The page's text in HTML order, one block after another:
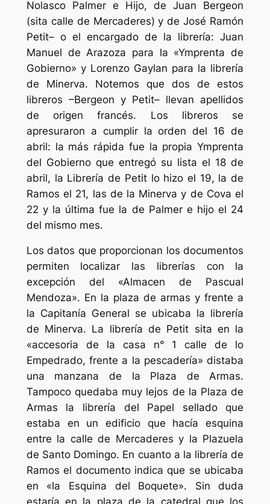
Nolasco Palmer e Hijo, de Juan Bergeon
(sita calle de Mercaderes) y de José Ramón
Petit– o el encargado de la librería: Juan
Manuel de Arazoza para la «Ymprenta de
Gobierno» y Lorenzo Gaylan para la librería
de Minerva. Notemos que dos de estos
libreros –Bergeon y Petit– llevan apellidos
de origen francés. Los libreros se
apresuraron a cumplir la orden del 16 de
abril: la más rápida fue la propia Ymprenta
del Gobierno que entregó su lista el 18 de
abril, la Librería de Petit lo hizo el 19, la de
Ramos el 21, las de la Minerva y de Cova el
22 y la última fue la de Palmer e hijo el 24
del mismo mes.
Los datos que proporcionan los documentos
permiten localizar las librerías con la
excepción del «Almacen de Pascual
Mendoza». En la plaza de armas y frente a
la Capitanía General se ubicaba la librería
de Minerva. La librería de Petit sita en la
«accesoria de la casa n° 1 calle de lo
Empedrado, frente a la pescadería» distaba
una manzana de la Plaza de Armas.
Tampoco quedaba muy lejos de la Plaza de
Armas la librería del Papel sellado que
estaba en un edificio que hacía esquina
entre la calle de Mercaderes y la Plazuela
de Santo Domingo. En cuanto a la librería de
Ramos el documento indica que se ubicaba
en «la Esquina del Boquete». Sin duda